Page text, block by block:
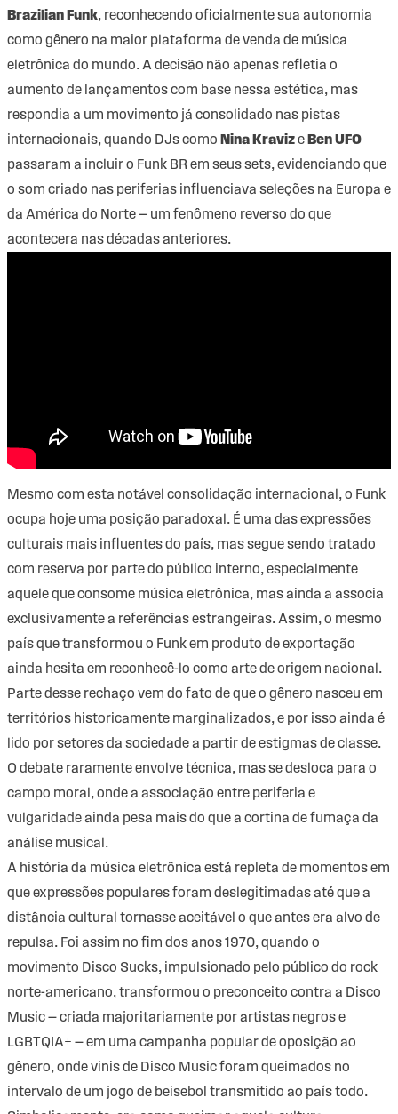
Brazilian Funk, reconhecendo oficialmente sua autonomia
como gênero na maior plataforma de venda de música
eletrônica do mundo. A decisão não apenas refletia o
aumento de lançamentos com base nessa estética, mas
respondia a um movimento já consolidado nas pistas
internacionais, quando DJs como Nina Kravize Ben UFO
passaram a incluir o Funk BR em seus sets, evidenciando que
o som criado nas periferias influenciava seleções na Europa e
da América do Norte — um fenômeno reverso do que
acontecera nas décadas anteriores.
Mesmo com esta notável consolidação internacional, o Funk
ocupa hoje uma posição paradoxal. É uma das expressões
culturais mais influentes do país, mas segue sendo tratado
com reserva por parte do público interno, especialmente
aquele que consome música eletrônica, mas ainda a associa
exclusivamente a referências estrangeiras. Assim, o mesmo
país que transformou o Funk em produto de exportação
ainda hesita em reconhecê-lo como arte de origem nacional.
Parte desse rechaço vem do fato de que o gênero nasceu em
territórios historicamente marginalizados, e por isso ainda é
lido por setores da sociedade a partir de estigmas de classe.
O debate raramente envolve técnica, mas se desloca para o
campo moral, onde a associação entre periferia e
vulgaridade ainda pesa mais do que a cortina de fumaça da
análise musical.
A história da música eletrônica está repleta de momentos em
que expressões populares foram deslegitimadas até que a
distância cultural tornasse aceitável o que antes era alvo de
repulsa. Foi assim no fim dos anos 1970, quando o
movimento Disco Sucks, impulsionado pelo público do rock
norte-americano, transformou o preconceito contra a Disco
Music — criada majoritariamente por artistas negros e
LGBTQIA+ — em uma campanha popular de oposição ao
gênero, onde vinis de Disco Music foram queimados no
intervalo de um jogo de beisebol transmitido ao país todo.